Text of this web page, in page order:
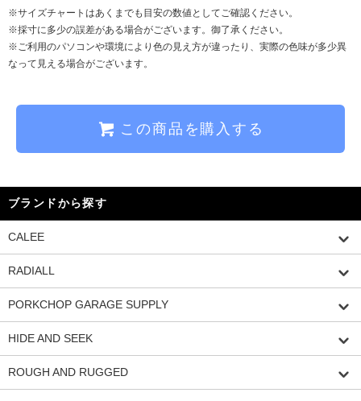
※サイズチャートはあくまでも目安の数値としてご確認ください。
※採寸に多少の誤差がある場合がございます。御了承ください。
※ご利用のパソコンや環境により色の見え方が違ったり、実際の色味が多少異
なって見える場合がございます。
この商品を購入する
ブランドから探す
CALEE
RADIALL
PORKCHOP GARAGE SUPPLY
HIDE AND SEEK
ROUGH AND RUGGED